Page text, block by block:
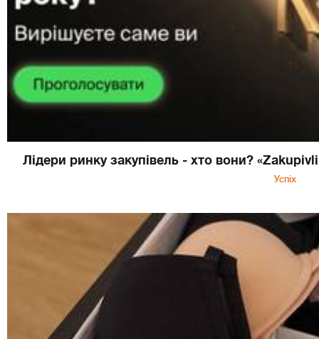
Лідери ринку закупівель - хто вони?
Успіх